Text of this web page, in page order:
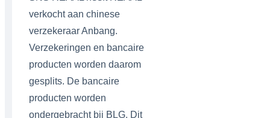
verkocht aan chinese
verzekeraar Anbang.
Verzekeringen en bancaire
producten worden daarom
gesplits. De bancaire
producten worden
ondergebracht bij BLG. Dit